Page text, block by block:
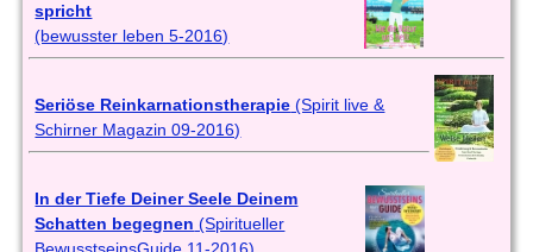
spricht
(bewusster leben 5-2016)
Seriöse Reinkarnationstherapie (Spirit live &
Schirner Magazin 09-2016)
In der Tiefe Deiner Seele Deinem
Schatten begegnen (Spiritueller